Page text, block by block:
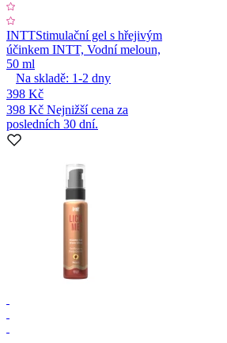
INTTStimulační gel s hřejivým
účinkem INTT, Vodní meloun,
50 ml
Na skladě: 1-2 dny
398 Kč
398 Kč Nejnižší cena za
posledních 30 dní.